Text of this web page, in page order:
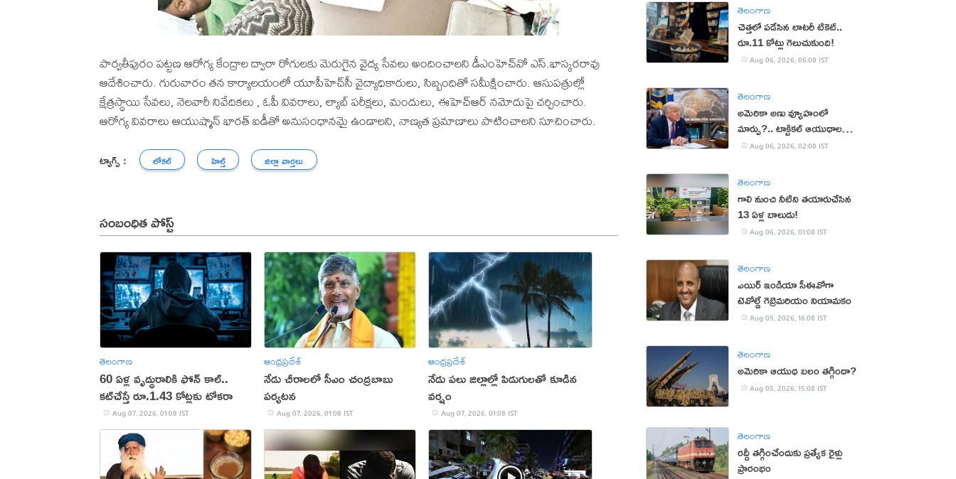
పార్వతీపురం పట్టణ ఆరోగ్య కేంద్రాల ద్వారా రోగులకు మెరుగైన వైద్య సేవలు అందించాలని డీఎంహెచ్‌వో ఎస్‌.భాస్కరరావు
ఆదేశించారు. గురువారం తన కార్యాలయంలో యూపీహెచ్‌సీ వైద్యాధికారులు, సిబ్బందితో సమీక్షించారు. ఆసుపత్రుల్లో
క్షేత్రస్థాయి సేవలు, నెలవారీ నివేదికలు , ఓపీ వివరాలు, ల్యాబ్‌ పరీక్షలు, మందులు, ఈహెచ్‌ఆర్‌ నమోదుపై చర్చించారు.
ఆరోగ్య వివరాలు ఆయుష్మాన్‌ భారత్‌ ఐడీతో అనుసంధానమై ఉండాలని, నాణ్యత ప్రమాణాలు పాటించాలని సూచించారు.
ట్యాగ్స్ : లోకల్ హెల్త్ జిల్లా వార్తలు
సంబంధిత పోస్ట్
తెలంగాణ
60 ఏళ్ల వృద్ధురాలికి ఫోన్ కాల్..
కట్‌చేస్తే రూ.1.43 కోట్లకు టోకరా
Aug 07, 2026, 01:08 IST
ఆంధ్రప్రదేశ్
నేడు చీరాలలో సీఎం చంద్రబాబు
పర్యటన
Aug 07, 2026, 01:08 IST
ఆంధ్రప్రదేశ్
నేడు పలు జిల్లాల్లో పిడుగులతో కూడిన
వర్షం
Aug 07, 2026, 01:08 IST
తెలంగాణ
చెత్తలో పడేసిన లాటరీ టికెట్..
రూ.11 కోట్లు గెలుచుకుంది!
Aug 06, 2026, 06:08 IST
తెలంగాణ
అమెరికా అణు వ్యూహంలో
మార్పు?.. టాక్టికల్ ఆయుధాలకు
ప్రాధాన్యం!
Aug 06, 2026, 02:08 IST
తెలంగాణ
గాలి నుంచి నీటిని తయారుచేసిన
13 ఏళ్ల బాలుడు!
Aug 06, 2026, 01:08 IST
తెలంగాణ
ఎయిర్ ఇండియా సీఈవోగా
టెవోల్డే గెబ్రెమరియం నియామకం
Aug 05, 2026, 16:08 IST
తెలంగాణ
అమెరికా ఆయుధ బలం తగ్గిందా?
Aug 05, 2026, 15:08 IST
తెలంగాణ
రద్దీ తగ్గించేందుకు ప్రత్యేక రైళ్లు
ప్రారంభం